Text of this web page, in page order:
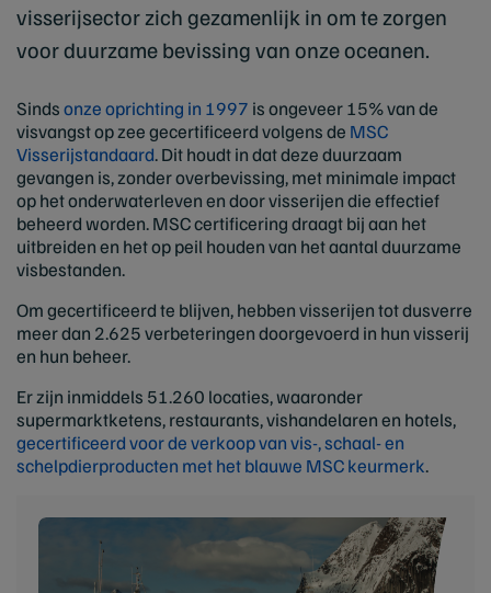
visserijsector zich gezamenlijk in om te zorgen
voor duurzame bevissing van onze oceanen.
Sindsonze oprichting in 1997 is ongeveer 15% van de
visvangst op zee gecertificeerd volgens de MSC
Visserijstandaard. Dit houdt in dat deze duurzaam
gevangen is, zonder overbevissing, met minimale impact
op het onderwaterleven en door visserijen die effectief
beheerd worden. MSC certificering draagt bij aan het
uitbreiden en het op peil houden van het aantal duurzame
visbestanden.
Om gecertificeerd te blijven, hebben visserijen tot dusverre
meer dan 2.625 verbeteringen doorgevoerd in hun visserij
en hun beheer.
Er zijn inmiddels 51.260 locaties, waaronder
supermarktketens, restaurants, vishandelaren en hotels,
gecertificeerd voor de verkoop van vis-, schaal- en
schelpdierproducten met het blauwe MSC keurmerk.